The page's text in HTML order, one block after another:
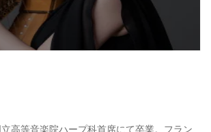
高等音楽院ハープ科首席にて卒業。フラン